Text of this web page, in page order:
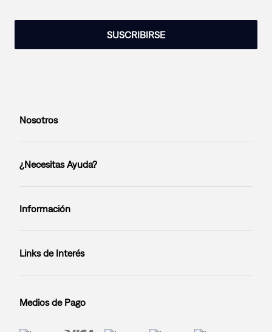
SUSCRIBIRSE
Nosotros
¿Necesitas Ayuda?
Información
Links de Interés
Medios de Pago